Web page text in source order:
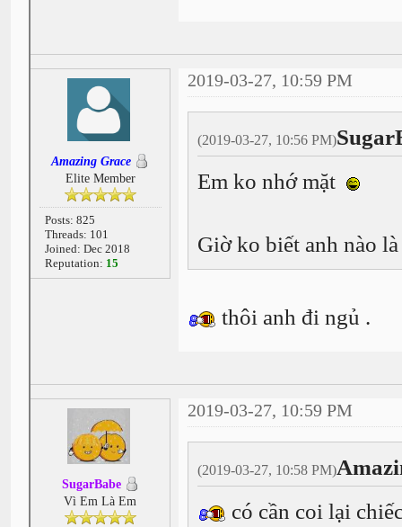
Amazing Grace
Elite Member
Posts: 825
Threads: 101
Joined: Dec 2018
Reputation: 15
2019-03-27, 10:59 PM
(2019-03-27, 10:56 PM)
Em ko nhớ mặt
Giờ ko biết anh nào
thôi anh đi ngủ .
SugarBabe
Vì Em Là Em
2019-03-27, 10:59 PM
(2019-03-27, 10:58 PM)
có cần coi lại